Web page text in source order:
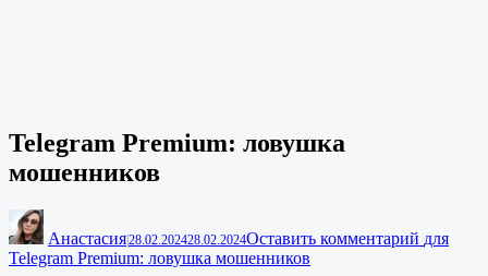
Telegram Premium: ловушка
мошенников
Анастасия|28.02.202428.02.2024Оставить комментарий для
Telegram Premium: ловушка мошенников